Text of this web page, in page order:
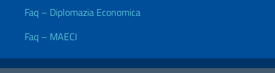
Faq – Diplomazia Economica
Faq – MAECI
Link Utili